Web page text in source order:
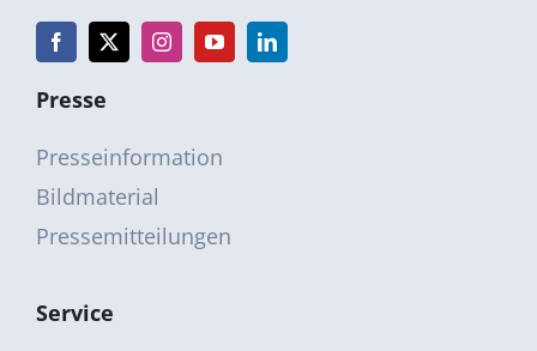
Presse
Presseinformation
Bildmaterial
Pressemitteilungen
Service